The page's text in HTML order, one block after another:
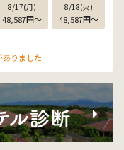
8/17(月)
48,587円〜
8/18(火)
48,587円〜
りました